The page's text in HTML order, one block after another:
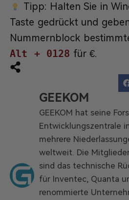
Tipp: Halten Sie in
Taste gedrückt und
Nummernblock
Alt + 0128 für €.
GEEKOM
GEEKOM hat seine
Entwicklungszentrale
mehrere
weltweit. Die
sind das technische
für Inventec, Quanta
renommierte